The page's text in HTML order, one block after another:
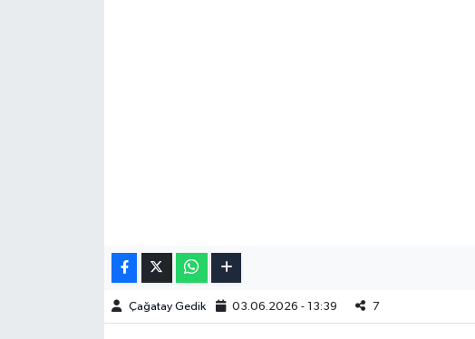
Çağatay Gedik 03.06.2026 - 13:39 7